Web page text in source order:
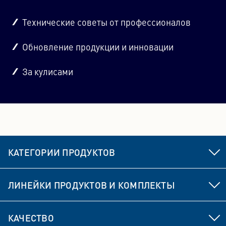
ступичный подшипник и ступица колеса.
Технические советы от профессионалов
Обновление продукции и инновации
За кулисами
КАТЕГОРИИ ПРОДУКТОВ
Элементы привода
ЛИНЕЙКИ ПРОДУКТОВ И КОМПЛЕКТЫ
КАЧЕСТВО